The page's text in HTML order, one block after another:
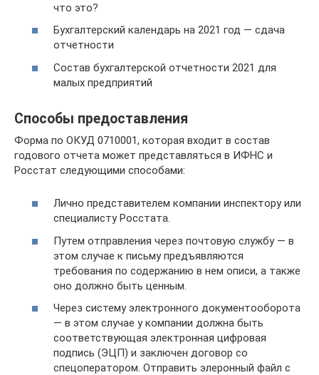
что это?
Бухгалтерский календарь на 2021 год — сдача
отчетности
Состав бухгалтерской отчетности 2021 для
малых предприятий
Способы предоставления
Форма по ОКУД 0710001, которая входит в состав
годового отчета может представляться в ИФНС и
Росстат следующими способами:
Лично представителем компании инспектору или
специалисту Росстата.
Путем отправления через почтовую службу — в
этом случае к письму предъявляются
требования по содержанию в нем описи, а также
оно должно быть ценным.
Через систему электронного документооборота
— в этом случае у компании должна быть
соответствующая электронная цифровая
подпись (ЭЦП) и заключен договор со
спецоператором. Отправить элеронный файл с